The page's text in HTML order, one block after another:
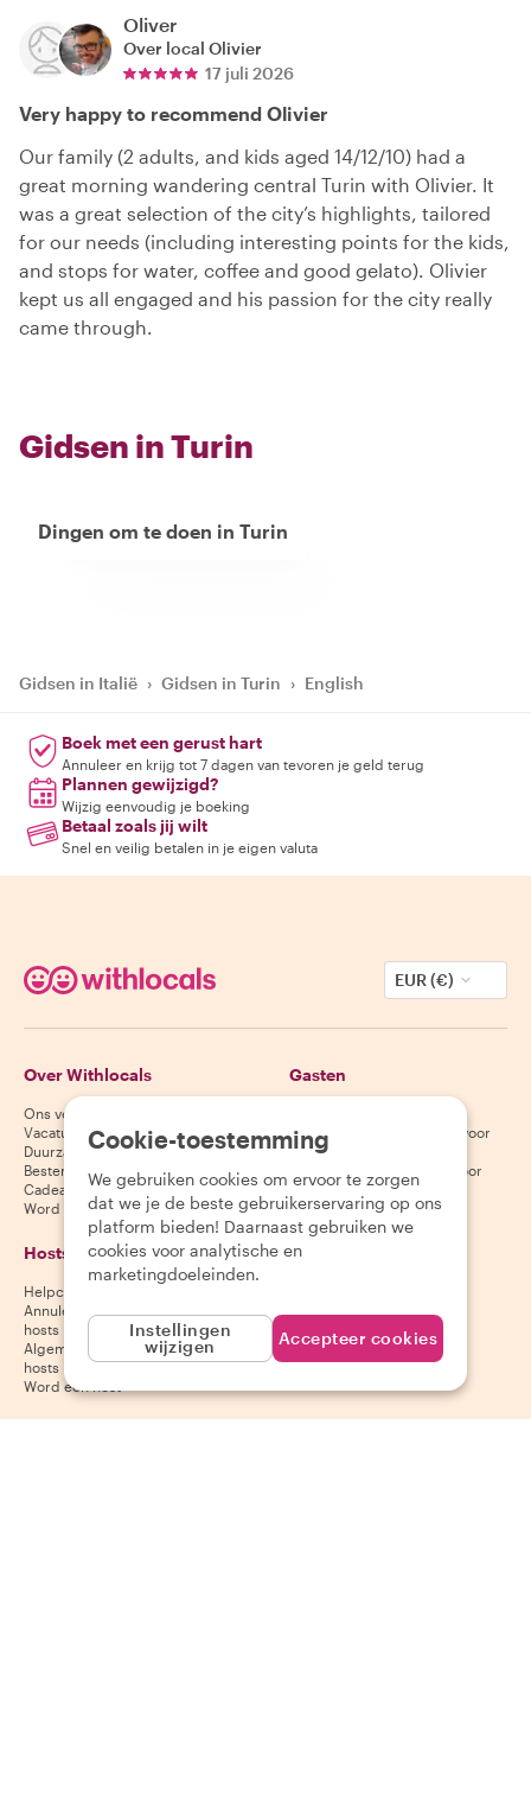
Oliver
Over local Olivier
17 juli 2026
Very happy to recommend Olivier
Our family (2 adults, and kids aged 14/12/10) had a
great morning wandering central Turin with Olivier. It
was a great selection of the city’s highlights, tailored
for our needs (including interesting points for the kids,
and stops for water, coffee and good gelato). Olivier
kept us all engaged and his passion for the city really
came through.
Gidsen in Turin
Dingen om te doen in Turin
Gidsen in Italië › Gidsen in Turin › English
Boek met een gerust hart
Annuleer en krijg tot 7 dagen van tevoren je geld terug
Plannen gewijzigd?
Wijzig eenvoudig je boeking
Betaal zoals jij wilt
Snel en veilig betalen in je eigen valuta
EUR (€)
Over Withlocals
Ons verhaal
Vacatures
Duurzaamheid
Bestemmingen
Cadeaubonnen
Word partner
Gasten
Annuleringsvoorwaarden voor
gasten
Algemene voorwaarden voor
gasten
Hosts
Helpcentrum voor hosts
Annuleringsvoorwaarden voor
hosts
Algemene voorwaarden voor
hosts
Word een host
Download onze app
Cookie-toestemming
We gebruiken cookies om ervoor te zorgen
dat we je de beste gebruikerservaring op ons
platform bieden! Daarnaast gebruiken we
cookies voor analytische en
marketingdoeleinden.
Instellingen
wijzigen
Accepteer cookies